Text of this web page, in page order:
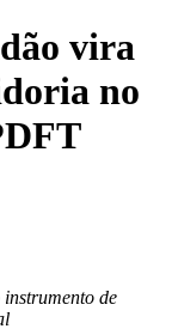
vira
no
de